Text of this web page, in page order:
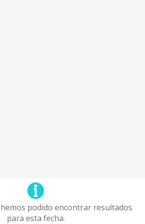
podido encontrar resultados
para esta fecha.